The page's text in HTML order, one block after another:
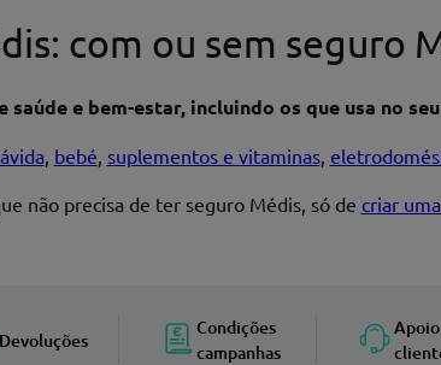
com ou sem seguro
saúde e bem-estar, incluindo os que usa no
bebé suplementos e vitaminas,
não precisa de ter seguro Médis, só de criar
Devoluções
Condições
campanhas